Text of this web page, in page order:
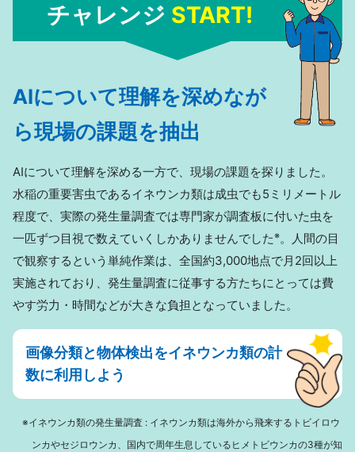
チャレンジ START!
AIについて理解を深めなが
ら現場の課題を抽出
AIについて理解を深める一方で、現場の課題を探りました。
水稲の重要害虫であるイネウンカ類は成虫でも5ミリメートル
程度で、実際の発生量調査では専門家が調査板に付いた虫を
一匹ずつ目視で数えていくしかありませんでした※。人間の目
で観察するという単純作業は、全国約3,000地点で月2回以上
実施されており、発生量調査に従事する方たちにとっては費
やす労力・時間などが大きな負担となっていました。
画像分類と物体検出をイネウンカ類の計
数に利用しよう
※イネウンカ類の発生量調査 : イネウンカ類は海外から飛来するトビイロウ
ンカやセジロウンカ、国内で周年生息しているヒメトビウンカの3種が知